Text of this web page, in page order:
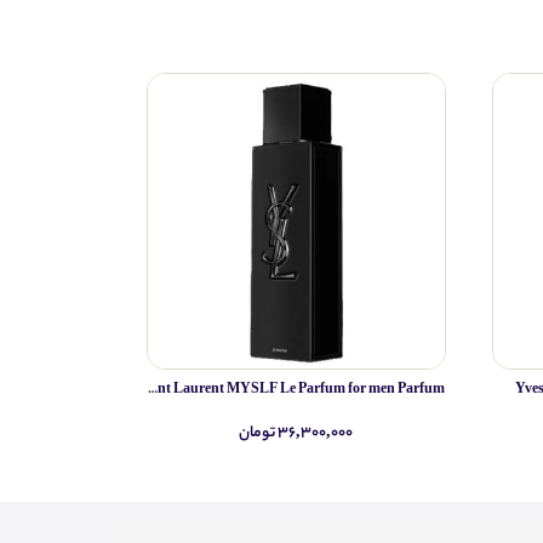
Yves Saint Laurent MYSLF Le Parfum for men Parfum
۳۶,۳۰۰,۰۰۰ تومان